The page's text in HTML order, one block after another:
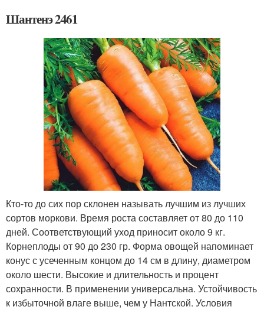
Шантенэ 2461
Кто-то до сих пор склонен называть лучшим из лучших
сортов моркови. Время роста составляет от 80 до 110
дней. Соответствующий уход приносит около 9 кг.
Корнеплоды от 90 до 230 гр. Форма овощей напоминает
конус с усеченным концом до 14 см в длину, диаметром
около шести. Высокие и длительность и процент
сохранности. В применении универсальна. Устойчивость
к избыточной влаге выше, чем у Нантской. Условия